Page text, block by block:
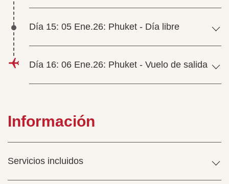
Día 15: 05 Ene.26: Phuket - Día libre
Día 16: 06 Ene.26: Phuket - Vuelo de salida
Información
Servicios incluidos